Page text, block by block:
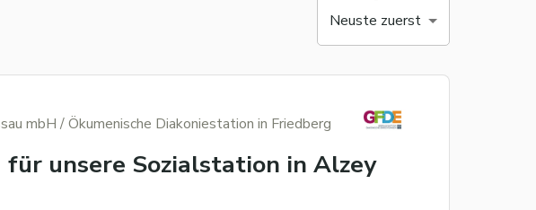
Neuste zuerst
mbH / Ökumenische Diakoniestation in Friedberg
unsere Sozialstation in Alzey